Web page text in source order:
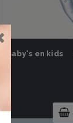
Baby's en kids